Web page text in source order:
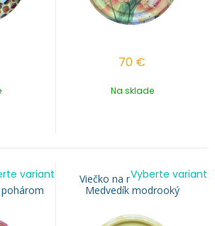
70 €
Na sklade
82 -
variant
Viečko na med TO 82 -
Medvedík modrooký
Vyberte variant